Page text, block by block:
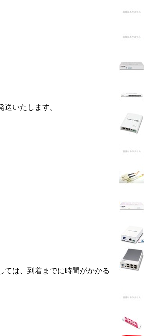
いたします。
ては、到着までに時間がかかる